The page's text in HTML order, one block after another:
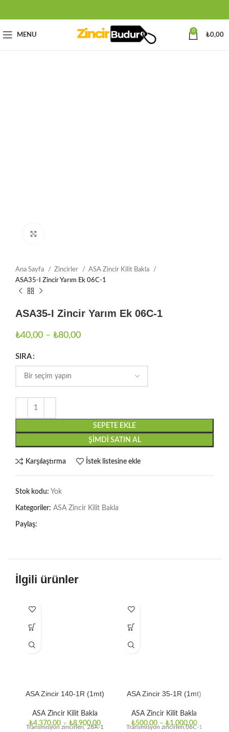
MENU
0
₺0,00
Ana Sayfa Zincirler
ASA Zincir Kilit Bakla
ASA35-I Zincir Yarım Ek 06C-1
ASA35-I Zincir Yarım Ek 06C-1
₺40,00 – ₺80,00
SIRA
SEPETE EKLE
ŞIMDI SATIN AL
Karşılaştırma İstek listesine ekle
Stok kodu: Yok
Kategoriler: ASA Zincir Kilit Bakla
Paylaş:
İlgili ürünler
ASA Zincir 140-1R (1mt)
ASA Zincir Kilit Bakla
₺4.370,00 – ₺8.900,00
Transmisyon zincirleri, 28A-1
ASA Zincir 35-1R (1mt)
ASA Zincir Kilit Bakla
₺500,00 –₺1.000,00
Transmisyon zincirleri,06C-1